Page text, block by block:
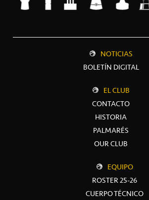
NOTICIAS
BOLETÍN DIGITAL
EL CLUB
CONTACTO
HISTORIA
PALMARÉS
OUR CLUB
EQUIPO
ROSTER 25-26
CUERPO TÉCNICO